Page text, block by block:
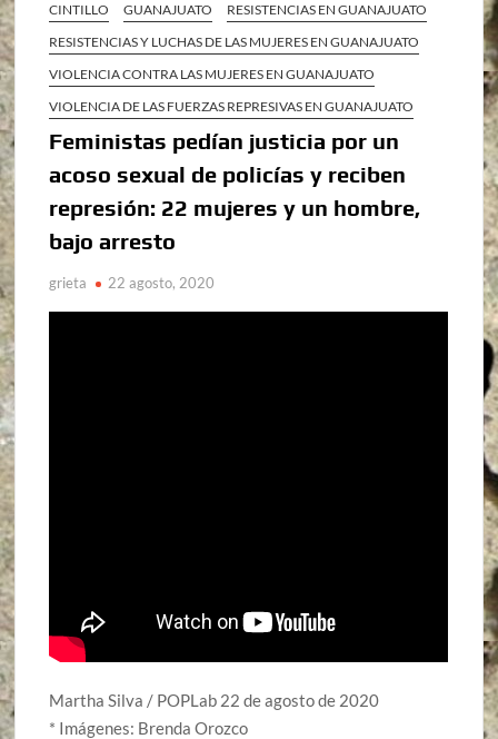
CINTILLO GUANAJUATO
RESISTENCIAS EN GUANAJUATO
RESISTENCIAS Y LUCHAS DE LAS MUJERES EN GUANAJUATO
VIOLENCIA CONTRA LAS MUJERES EN GUANAJUATO
VIOLENCIA DE LAS FUERZAS REPRESIVAS EN GUANAJUATO
Feministas pedían justicia por un
acoso sexual de policías y reciben
represión: 22 mujeres y un hombre,
bajo arresto
grieta 22 agosto, 2020
Martha Silva / POPLab 22 de agosto de 2020
* Imágenes: Brenda Orozco